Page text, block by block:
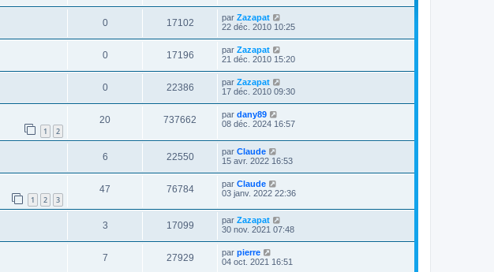
0 17102 par Zazapat
22 déc. 2010 10:25
0 17196 par Zazapat
21 déc. 2010 15:20
0 22386 par Zazapat
17 déc. 2010 09:30
1 2
20 737662 par dany89
08 déc. 2024 16:57
6 22550 par Claude
15 avr. 2022 16:53
1 2 3
47 76784 par Claude
03 janv. 2022 22:36
3 17099 par Zazapat
30 nov. 2021 07:48
7 27929 par pierre
04 oct. 2021 16:51